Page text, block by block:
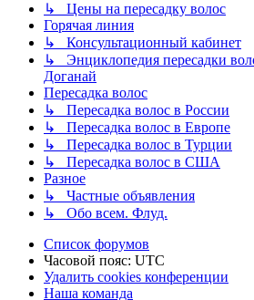
↳ Цены на пересадку волос
Горячая линия
↳ Консультационный кабинет
↳ Энциклопедия пересадки
Доганай
Пересадка волос
↳ Пересадка волос в России
↳ Пересадка волос в Европе
↳ Пересадка волос в Турции
↳ Пересадка волос в США
Разное
↳ Частные объявления
↳ Обо всем. Флуд.
Список форумов
Часовой пояс: UTC
Удалить cookies конференции
Наша команда